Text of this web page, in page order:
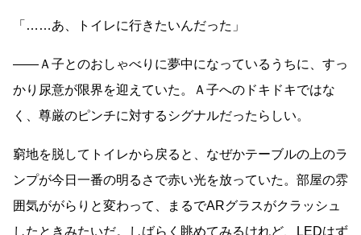
「 ……あ、トイレに行きたいんだった」
―― Ａ子とのおしゃべりに夢中になっているうちに、すっ
かり尿意が限界を迎えていた。Ａ子へのドキドキではな
く、尊厳のピンチに対するシグナルだったらしい。
窮地を脱してトイレから戻ると、なぜかテーブルの上のラ
ンプが今日一番の明るさで赤い光を放っていた。部屋の雰
囲気ががらりと変わって、まるでARグラスがクラッシュ
したときみたいだ。しばらく眺めてみるけれど、LEDはず